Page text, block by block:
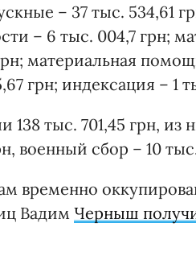
– 37 тыс. 534,61
– 6 тыс. 004,7 грн;
материальная
грн; индексация – 1
тыс. 701,45 грн, из
военный сбор – 10
временно
Вадим Черныш